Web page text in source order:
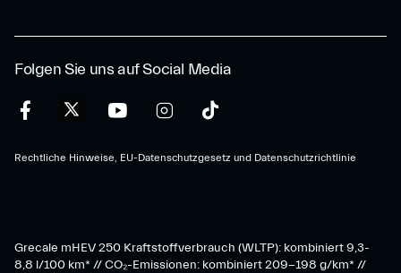
Folgen Sie uns auf Social Media
Rechtliche Hinweise, EU-Datenschutzgesetz und Datenschutzrichtlinie
Grecale mHEV 250 Kraftstoffverbrauch (WLTP): kombiniert 9,3-
8,8 l/100 km* // CO₂-Emissionen: kombiniert 209-198 g/km* ​//